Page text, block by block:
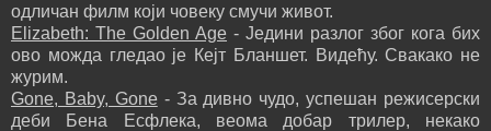
одличан филм који човеку смучи живот.
Elizabeth: The Golden Age - Једини разлог због кога бих
ово можда гледао је Кејт Бланшет. Видећу. Свакако не
журим.
Gone, Baby, Gone- За дивно чудо, успешан режисерски
деби Бена Есфлека, веома добар трилер, некако